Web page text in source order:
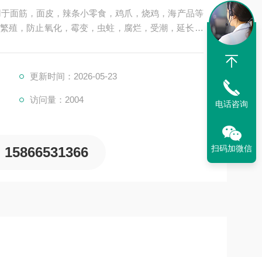
殖，防止氧化，霉变，虫蛀，腐烂，受潮，延长食
更新时间：2026-05-23
访问量：2004
15866531366
电话咨询
扫码加微信